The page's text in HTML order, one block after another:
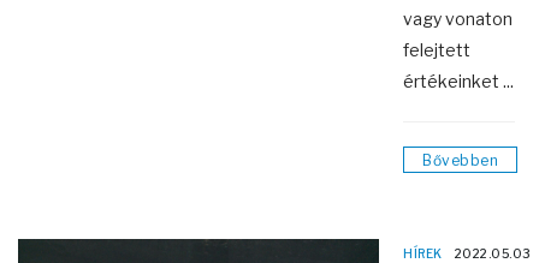
vagy vonaton
felejtett
értékeinket ...
Bővebben
HÍREK 2022.05.03